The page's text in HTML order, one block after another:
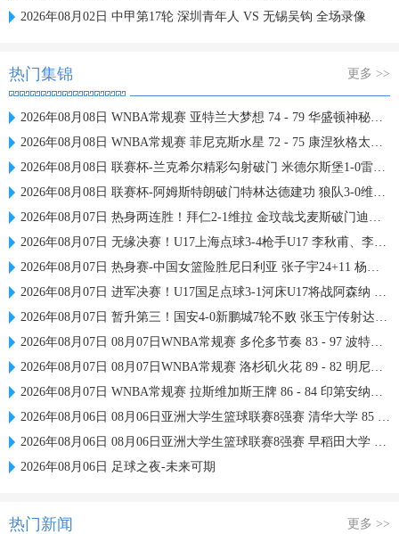
2026年08月02日 中甲第17轮 深圳青年人 VS 无锡吴钩 全场录像
热门集锦 更多 >>
2026年08月08日 WNBA常规赛 亚特兰大梦想 74 - 79 华盛顿神秘人 全场集锦
2026年08月08日 WNBA常规赛 菲尼克斯水星 72 - 75 康涅狄格太阳 全场集锦
2026年08月08日 联赛杯-兰克希尔精彩勾射破门 米德尔斯堡1-0雷克瑟姆
2026年08月08日 联赛杯-阿姆斯特朗破门特林达德建功 狼队3-0维尔港
2026年08月07日 热身两连胜！拜仁2-1维拉 金玟哉戈麦斯破门迪亚斯替补建功
2026年08月07日 无缘决赛！U17上海点球3-4枪手U17 李秋甫、李文博失点王启戎扑点
2026年08月07日 热身赛-中国女篮险胜尼日利亚 张子宇24+11 杨舒予12+6
2026年08月07日 进军决赛！U17国足点球3-1河床U17将战阿森纳 江宇涵替补两扑点
2026年08月07日 暂升第三！国安4-0新鹏城7轮不败 张玉宁传射达万双响法比奥破门
2026年08月07日 08月07日WNBA常规赛 多伦多节奏 83 - 97 波特兰火焰 集锦
2026年08月07日 08月07日WNBA常规赛 洛杉矶火花 89 - 82 明尼苏达山猫 全场集锦
2026年08月07日 WNBA常规赛 拉斯维加斯王牌 86 - 84 印第安纳狂热 全场集锦
2026年08月06日 08月06日亚洲大学生篮球联赛8强赛 清华大学 85 - 81 菲律宾大学 集锦
2026年08月06日 08月06日亚洲大学生篮球联赛8强赛 早稻田大学 78 - 71 高丽大学 集锦
2026年08月06日 足球之夜-未来可期
热门新闻 更多 >>